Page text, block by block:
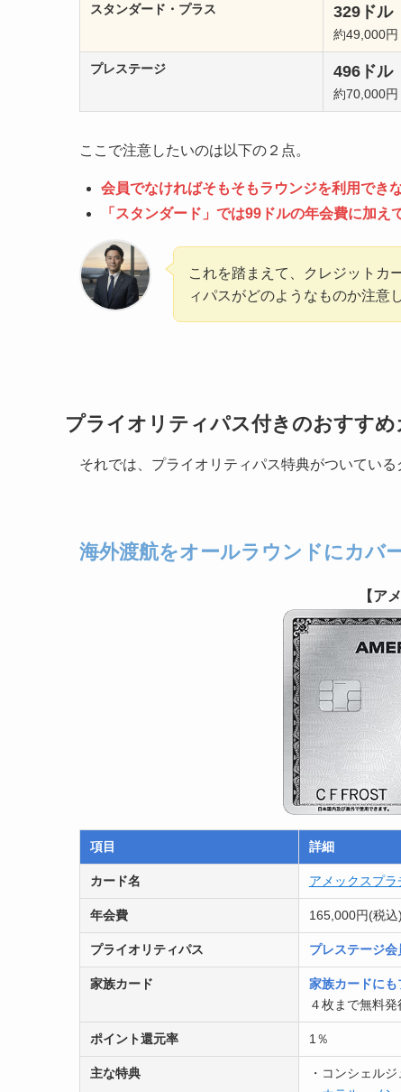
スタンダード・プラス 329ドル
約49,000円
プレステージ 496ドル
約70,000円
ここで注意したいのは以下の２点。
会員でなければそもそもラウンジを利用でき
「スタンダード」では99ドルの年会費に加
これを踏まえて、クレジットカ
ィパスがどのようなものか注意
プライオリティパス付きのおすす
それでは、プライオリティパス特典がついてい
海外渡航をオールラウンドにカバ
【ア
項目 詳細
カード名 アメックスプラ
年会費 165,000円(税込)
プライオリティパス プレステージ会
家族カード
家族カードに
４枚まで無料発
ポイント還元率 1％
主な特典
・コンシェル